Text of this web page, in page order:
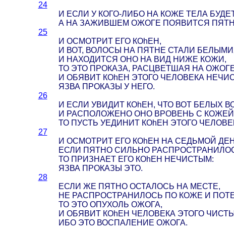
24
И ЕСЛИ У КОГО-ЛИБО НА КОЖЕ ТЕЛА
А НА ЗАЖИВШЕМ ОЖОГЕ ПОЯВИТСЯ
25
И ОСМОТРИТ ЕГО КОhЕН,
И ВОТ, ВОЛОСЫ НА ПЯТНЕ СТАЛИ
И НАХОДИТСЯ ОНО НА ВИД НИЖЕ КОЖИ,
ТО ЭТО ПРОКАЗА, РАСЦВЕТШАЯ НА
И ОБЯВИТ КОhЕН ЭТОГО ЧЕЛОВЕКА
ЯЗВА ПРОКАЗЫ У НЕГО.
26
И ЕСЛИ УВИДИТ КОhЕН, ЧТО ВОТ БЕЛЫХ
И РАСПОЛОЖЕНО ОНО ВРОВЕНЬ С
ТО ПУСТЬ УЕДИНИТ КОhЕН ЭТОГО
27
И ОСМОТРИТ ЕГО КОhЕН НА СЕДЬМОЙ
ЕСЛИ ПЯТНО СИЛЬНО
ТО ПРИЗНАЕТ ЕГО КОhЕН НЕЧИСТЫМ:
ЯЗВА ПРОКАЗЫ ЭТО.
28
ЕСЛИ ЖЕ ПЯТНО ОСТАЛОСЬ НА МЕСТЕ,
НЕ РАСПРОСТРАНИЛОСЬ ПО КОЖЕ И
ТО ЭТО ОПУХОЛЬ ОЖОГА,
И ОБЯВИТ КОhЕН ЧЕЛОВЕКА ЭТОГО
ИБО ЭТО ВОСПАЛЕНИЕ ОЖОГА.